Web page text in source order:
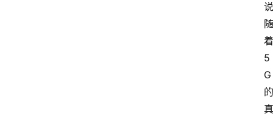
说
随
着
5
G
的
真